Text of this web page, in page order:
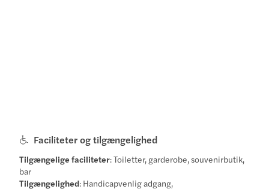
Faciliteter og tilgængelighed
Tilgængelige faciliteter: Toiletter, garderobe, souvenirbutik,
bar
Tilgængelighed: Handicapvenlig adgang,